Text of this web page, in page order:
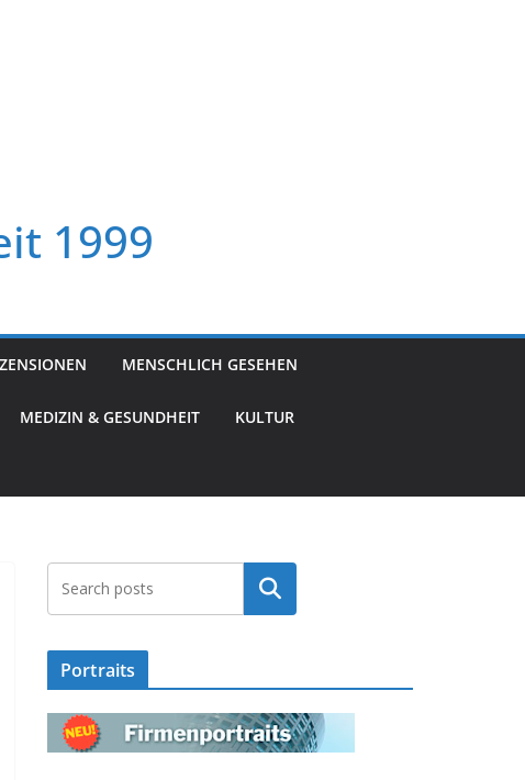
1999
MENSCHLICH GESEHEN
MEDIZIN & GESUNDHEIT KULTUR
Suchen
Portraits